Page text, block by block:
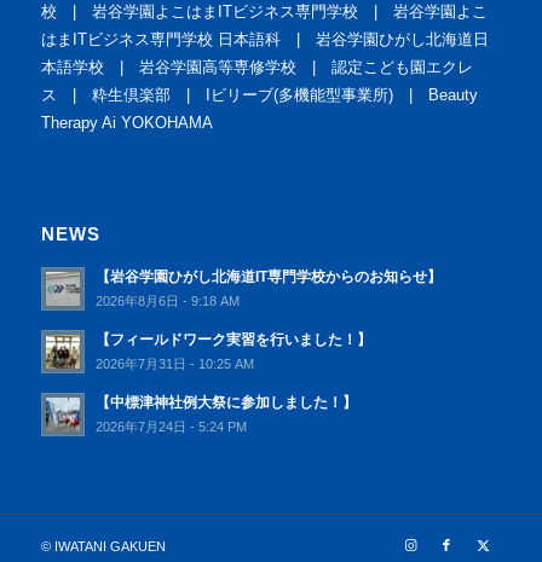
校 | 岩谷学園よこはまITビジネス専門学校 | 岩谷学園よこ
はまITビジネス専門学校 日本語科| 岩谷学園ひがし北海道日
本語学校 | 岩谷学園高等専修学校 | 認定こども園エクレ
ス
| 粋生倶楽部| Iビリーブ(多機能型事業所)| Beauty
Therapy Ai YOKOHAMA
NEWS
【岩谷学園ひがし北海道IT専門学校からのお知らせ】
2026年8月6日 - 9:18 AM
【フィールドワーク実習を行いました！】
2026年7月31日 - 10:25 AM
【中標津神社例大祭に参加しました！】
2026年7月24日 - 5:24 PM
© IWATANI GAKUEN